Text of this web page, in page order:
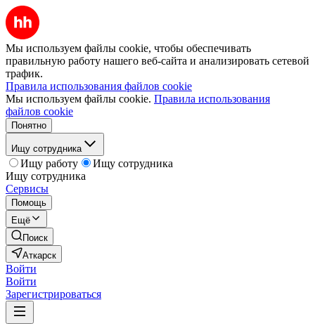
Мы используем файлы cookie, чтобы обеспечивать
правильную работу нашего веб-сайта и анализировать сетевой
трафик.
Правила использования файлов cookie
Мы используем файлы cookie. Правила использования
файлов cookie
Понятно
Ищу сотрудника
Ищу работу
Ищу сотрудника
Ищу сотрудника
Сервисы
Помощь
Ещё
Поиск
Аткарск
Войти
Войти
Зарегистрироваться